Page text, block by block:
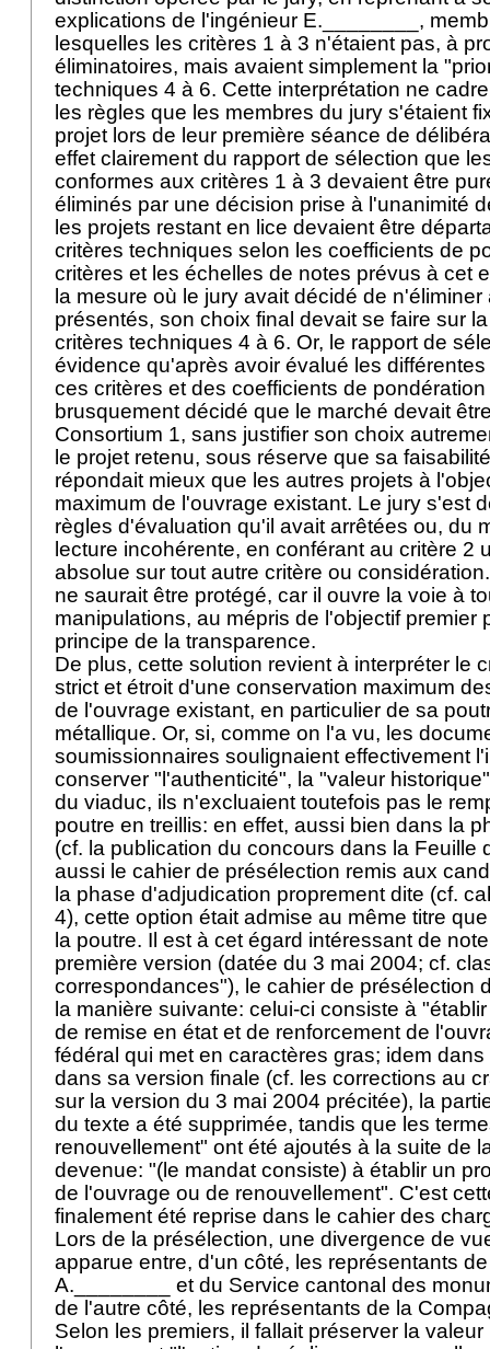
explications de l'ingénieur E.________,
lesquelles les critères 1 à 3 n'étaient pas, à
éliminatoires, mais avaient simplement la
techniques 4 à 6. Cette interprétation ne
les règles que les membres du jury s'étaient
projet lors de leur première séance de
effet clairement du rapport de sélection que
conformes aux critères 1 à 3 devaient être
éliminés par une décision prise à l'unanimité
les projets restant en lice devaient être
critères techniques selon les coefficients de
critères et les échelles de notes prévus à cet
la mesure où le jury avait décidé de
présentés, son choix final devait se faire sur
critères techniques 4 à 6. Or, le rapport de
évidence qu'après avoir évalué les
ces critères et des coefficients de
brusquement décidé que le marché devait
Consortium 1, sans justifier son choix
le projet retenu, sous réserve que sa
répondait mieux que les autres projets à
maximum de l'ouvrage existant. Le jury s'est
règles d'évaluation qu'il avait arrêtées ou, du
lecture incohérente, en conférant au critère 2
absolue sur tout autre critère ou
ne saurait être protégé, car il ouvre la voie à
manipulations, au mépris de l'objectif premier
principe de la transparence.
De plus, cette solution revient à interpréter le
strict et étroit d'une conservation maximum
de l'ouvrage existant, en particulier de sa
métallique. Or, si, comme on l'a vu, les
soumissionnaires soulignaient effectivement
conserver "l'authenticité", la "valeur
du viaduc, ils n'excluaient toutefois pas le
poutre en treillis: en effet, aussi bien dans la
(cf. la publication du concours dans la Feuille
aussi le cahier de présélection remis aux
la phase d'adjudication proprement dite (cf.
4), cette option était admise au même titre
la poutre. Il est à cet égard intéressant de
première version (datée du 3 mai 2004; cf.
correspondances"), le cahier de présélection
la manière suivante: celui-ci consiste à
de remise en état et de renforcement de
fédéral qui met en caractères gras; idem
dans sa version finale (cf. les corrections au
sur la version du 3 mai 2004 précitée), la
du texte a été supprimée, tandis que les
renouvellement" ont été ajoutés à la suite de
devenue: "(le mandat consiste) à établir un
de l'ouvrage ou de renouvellement". C'est
finalement été reprise dans le cahier des
Lors de la présélection, une divergence de
apparue entre, d'un côté, les représentants
A.________ et du Service cantonal des
de l'autre côté, les représentants de la
Selon les premiers, il fallait préserver la